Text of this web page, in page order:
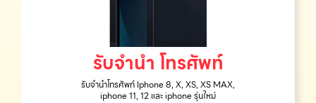
รับจำนำ โทรศัพท์
รับจำนำโทรศัพท์ Iphone 8, X, XS, XS MAX,
iphone 11, 12 และ iphone รุ่นใหม่